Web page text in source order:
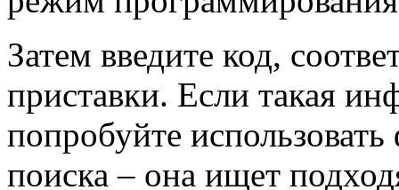
Затем введите код,
приставки. Если такая
попробуйте
поиска – она ищет